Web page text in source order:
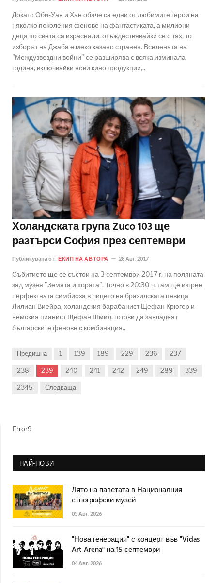
Докато Оби-Уан и Хан обаче са едни от любимите герои на
няколко поколения фенове на фантастиката, а милиони
деца по света са израснали, отъждествявайки се с тях, то
изборът на Джаба е меко казано странен. Вселената на
"Междузвездни войни" се разширява с всяка изминала
година, включвайки нови кино продукции,..
Холандската група Zuco 103 ще
разтърси София през септември
Публикувана от: ЕКИП НА АВТОРА 28 Авг. 2017
Събитието ще се състои на 3 септември 2017 г. на поляната
зад музея "Земята и хората". Точно в 20:30 ч. там ще изгрее
перфектната симбиоза в лицето на бразилската певица
Лилиан Виейра, холандския барабанист Щефан Крюгер и
немския пианист Щефан Шмид, готови да завладеят
българските фенове с комбинация..
Предишна 1 139 189 229 236 237
238 239 240 241 242 249 289 339
2345 Следваща
Error9
НАЙ-НОВИ
Лято на паветата в Националния
етнографски музей
05 Авг. 2026
"Нова генерация" с концерт във "Vidas
Art Arena" на 15 септември
04 Авг. 2026